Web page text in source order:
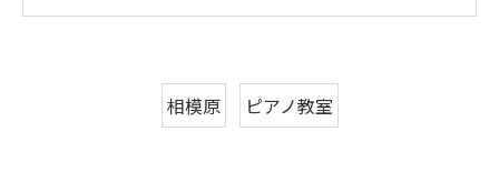
相模原 ピアノ教室